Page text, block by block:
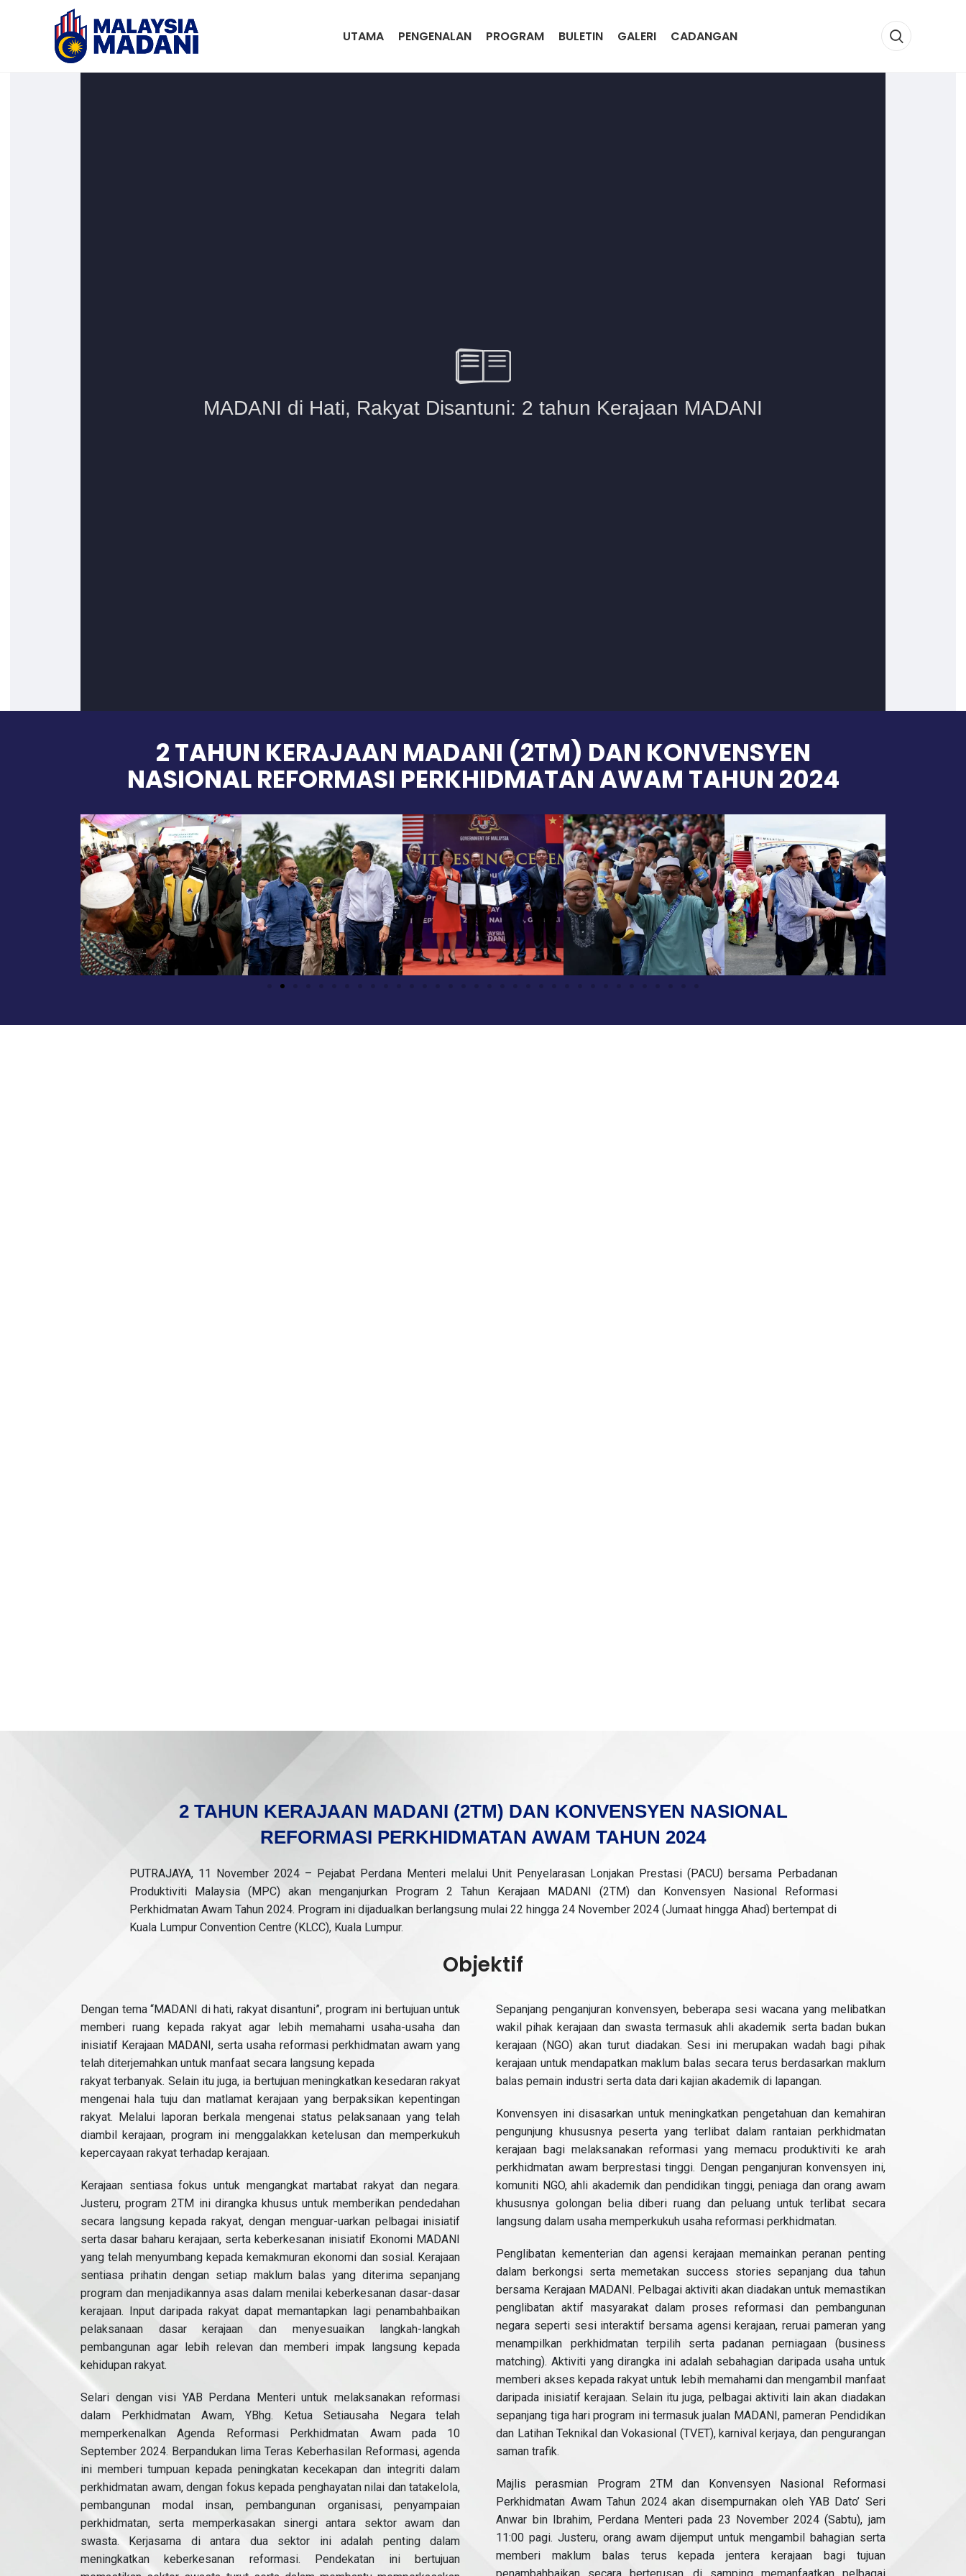
UTAMA PENGENALAN PROGRAM BULETIN GALERI CADANGAN
2 TAHUN KERAJAAN MADANI (2TM) DAN KONVENSYEN
NASIONAL REFORMASI PERKHIDMATAN AWAM TAHUN 2024
2 TAHUN KERAJAAN MADANI (2TM) DAN KONVENSYEN NASIONAL
REFORMASI PERKHIDMATAN AWAM TAHUN 2024
PUTRAJAYA, 11 November 2024 – Pejabat Perdana Menteri melalui Unit Penyelarasan Lonjakan Prestasi (PACU) bersama Perbadanan
Produktiviti Malaysia (MPC) akan menganjurkan Program 2 Tahun Kerajaan MADANI (2TM) dan Konvensyen Nasional Reformasi
Perkhidmatan Awam Tahun 2024. Program ini dijadualkan berlangsung mulai 22 hingga 24 November 2024 (Jumaat hingga Ahad) bertempat di
Kuala Lumpur Convention Centre (KLCC), Kuala Lumpur.
Objektif
Dengan tema “MADANI di hati, rakyat disantuni”, program ini bertujuan untuk
memberi ruang kepada rakyat agar lebih memahami usaha-usaha dan
inisiatif Kerajaan MADANI, serta usaha reformasi perkhidmatan awam yang
telah diterjemahkan untuk manfaat secara langsung kepada
rakyat terbanyak. Selain itu juga, ia bertujuan meningkatkan kesedaran rakyat
mengenai hala tuju dan matlamat kerajaan yang berpaksikan kepentingan
rakyat. Melalui laporan berkala mengenai status pelaksanaan yang telah
diambil kerajaan, program ini menggalakkan ketelusan dan memperkukuh
kepercayaan rakyat terhadap kerajaan.
Kerajaan sentiasa fokus untuk mengangkat martabat rakyat dan negara.
Justeru, program 2TM ini dirangka khusus untuk memberikan pendedahan
secara langsung kepada rakyat, dengan menguar-uarkan pelbagai inisiatif
serta dasar baharu kerajaan, serta keberkesanan inisiatif Ekonomi MADANI
yang telah menyumbang kepada kemakmuran ekonomi dan sosial. Kerajaan
sentiasa prihatin dengan setiap maklum balas yang diterima sepanjang
program dan menjadikannya asas dalam menilai keberkesanan dasar-dasar
kerajaan. Input daripada rakyat dapat memantapkan lagi penambahbaikan
pelaksanaan dasar kerajaan dan menyesuaikan langkah-langkah
pembangunan agar lebih relevan dan memberi impak langsung kepada
kehidupan rakyat.
Selari dengan visi YAB Perdana Menteri untuk melaksanakan reformasi
dalam Perkhidmatan Awam, YBhg. Ketua Setiausaha Negara telah
memperkenalkan Agenda Reformasi Perkhidmatan Awam pada 10
September 2024. Berpandukan lima Teras Keberhasilan Reformasi, agenda
ini memberi tumpuan kepada peningkatan kecekapan dan integriti dalam
perkhidmatan awam, dengan fokus kepada penghayatan nilai dan tatakelola,
pembangunan modal insan, pembangunan organisasi, penyampaian
perkhidmatan, serta memperkasakan sinergi antara sektor awam dan
swasta. Kerjasama di antara dua sektor ini adalah penting dalam
meningkatkan keberkesanan reformasi. Pendekatan ini bertujuan
Sepanjang penganjuran konvensyen, beberapa sesi wacana yang melibatkan
wakil pihak kerajaan dan swasta termasuk ahli akademik serta badan bukan
kerajaan (NGO) akan turut diadakan. Sesi ini merupakan wadah bagi pihak
kerajaan untuk mendapatkan maklum balas secara terus berdasarkan maklum
balas pemain industri serta data dari kajian akademik di lapangan.
Konvensyen ini disasarkan untuk meningkatkan pengetahuan dan kemahiran
pengunjung khususnya peserta yang terlibat dalam rantaian perkhidmatan
kerajaan bagi melaksanakan reformasi yang memacu produktiviti ke arah
perkhidmatan awam berprestasi tinggi. Dengan penganjuran konvensyen ini,
komuniti NGO, ahli akademik dan pendidikan tinggi, peniaga dan orang awam
khususnya golongan belia diberi ruang dan peluang untuk terlibat secara
langsung dalam usaha memperkukuh usaha reformasi perkhidmatan.
Penglibatan kementerian dan agensi kerajaan memainkan peranan penting
dalam berkongsi serta memetakan success stories sepanjang dua tahun
bersama Kerajaan MADANI. Pelbagai aktiviti akan diadakan untuk memastikan
penglibatan aktif masyarakat dalam proses reformasi dan pembangunan
negara seperti sesi interaktif bersama agensi kerajaan, reruai pameran yang
menampilkan perkhidmatan terpilih serta padanan perniagaan (business
matching). Aktiviti yang dirangka ini adalah sebahagian daripada usaha untuk
memberi akses kepada rakyat untuk lebih memahami dan mengambil manfaat
daripada inisiatif kerajaan. Selain itu juga, pelbagai aktiviti lain akan diadakan
sepanjang tiga hari program ini termasuk jualan MADANI, pameran Pendidikan
dan Latihan Teknikal dan Vokasional (TVET), karnival kerjaya, dan pengurangan
saman trafik.
Majlis perasmian Program 2TM dan Konvensyen Nasional Reformasi
Perkhidmatan Awam Tahun 2024 akan disempurnakan oleh YAB Dato’ Seri
Anwar bin Ibrahim, Perdana Menteri pada 23 November 2024 (Sabtu), jam
11:00 pagi. Justeru, orang awam dijemput untuk mengambil bahagian serta
memberi maklum balas terus kepada jentera kerajaan bagi tujuan